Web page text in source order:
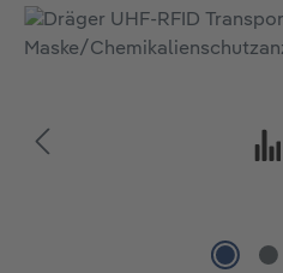
Bildergalerie überspringen